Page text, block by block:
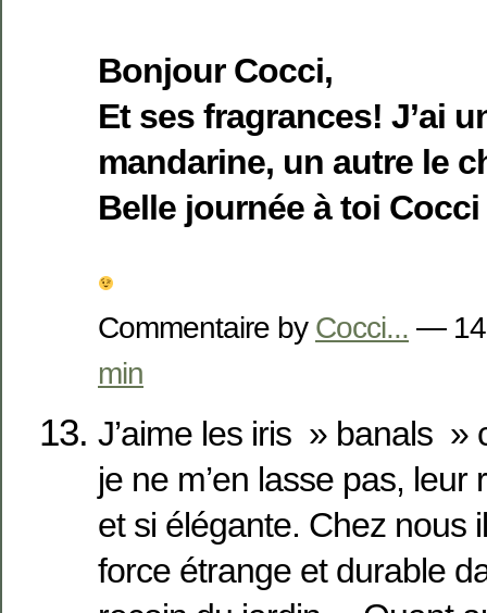
Bonjour Cocci,
Et ses fragrances! J’ai
mandarine, un autre le
Belle journée à toi Cocci
Commentaire by Cocci... — 14
min
J’aime les iris » banals »
je ne m’en lasse pas,
et si élégante. Chez nous
force étrange et durable